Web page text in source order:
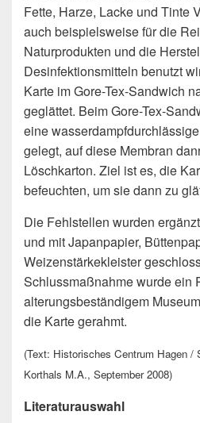
Fette, Harze, Lacke und Tinte
auch beispielsweise für die
Naturprodukten und die
Desinfektionsmitteln benutzt
Karte im Gore-Tex-Sandwich
geglättet. Beim Gore-Tex-
eine
gelegt, auf diese Membran
Löschkarton. Ziel ist es, die
befeuchten, um sie dann zu
Die Fehlstellen wurden
und mit Japanpapier,
Weizenstärkekleister
Schlussmaßnahme wurde ein
alterungsbeständigem
die Karte gerahmt.
(Text: Historisches Centrum Hagen /
Korthals M.A., September 2008)
Literaturauswahl